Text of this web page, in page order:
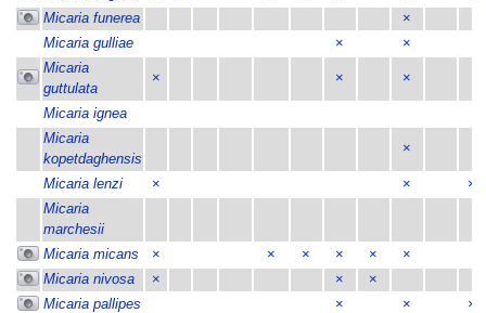
Micaria funerea
×
Micaria gulliae
×
×
Micaria
guttulata
× × ×
Micaria ignea
Micaria
kopetdaghensis
×
Micaria lenzi × ×
×
Micaria
marchesii
Micaria micans
× × × × ×
×
Micaria nivosa
× ×
×
Micaria pallipes
× ×
×